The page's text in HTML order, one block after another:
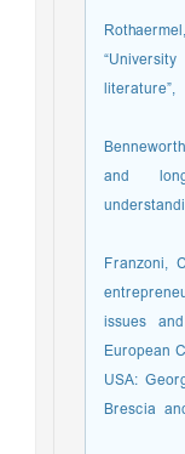
and
issues
European
USA:
Brescia